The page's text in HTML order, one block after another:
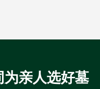
为亲人选好墓